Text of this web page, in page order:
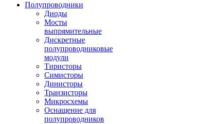
Полупроводники
Диоды
Мосты
выпрямительные
Дискретные
полупроводниковые
модули
Тиристоры
Симисторы
Динисторы
Транзисторы
Микросхемы
Оснащение для
полупроводников